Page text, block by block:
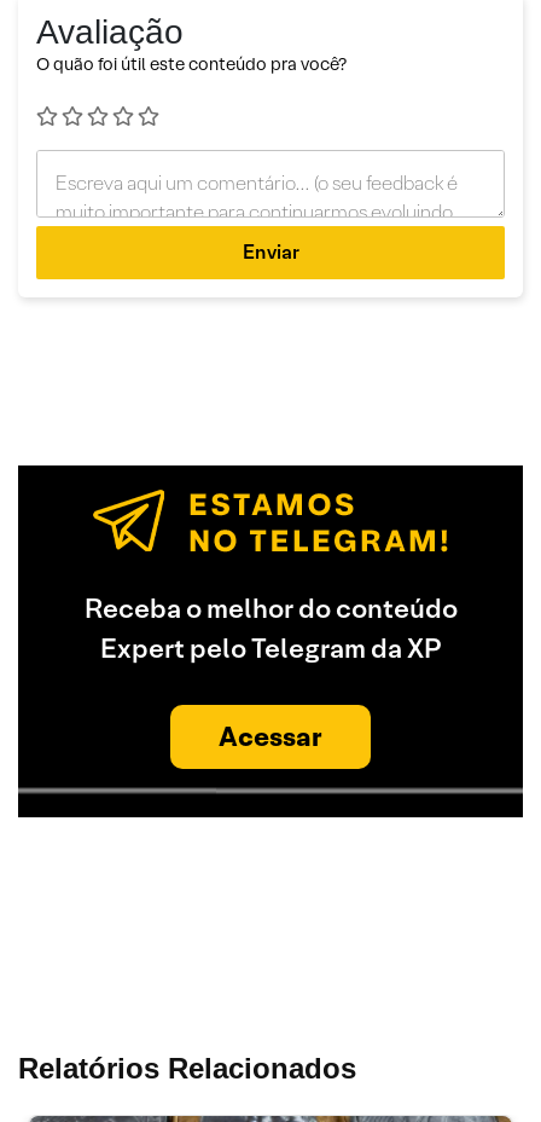
Avaliação
O quão foi útil este conteúdo pra você?
Enviar
Receba o melhor do conteúdo
Expert pelo Telegram da XP
Acessar
Relatórios Relacionados